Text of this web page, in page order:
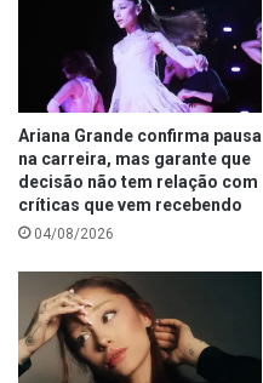
Ariana Grande confirma pausa
na carreira, mas garante que
decisão não tem relação com
críticas que vem recebendo
04/08/2026